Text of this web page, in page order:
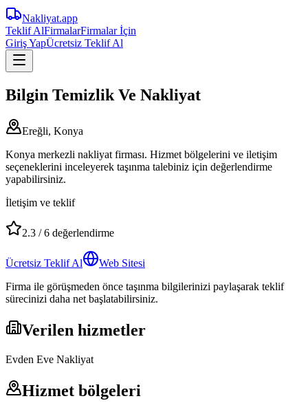
Nakliyat.app
Teklif AlFirmalarFirmalar İçin
Giriş YapÜcretsiz Teklif Al
Bilgin Temizlik Ve Nakliyat
Ereğli, Konya
Konya merkezli nakliyat firması. Hizmet bölgelerini ve iletişim
seçeneklerini inceleyerek taşınma talebiniz için değerlendirme
yapabilirsiniz.
İletişim ve teklif
2.3 /6 değerlendirme
Ücretsiz Teklif Al
Web Sitesi
Firma ile görüşmeden önce taşınma bilgilerinizi paylaşarak teklif
sürecinizi daha net başlatabilirsiniz.
Verilen hizmetler
Evden Eve Nakliyat
Hizmet bölgeleri